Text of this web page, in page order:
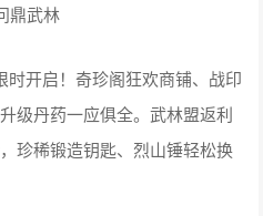
鼎武林
时开启！奇珍阁狂欢商铺、战印
级丹药一应俱全。武林盟返利
珍稀锻造钥匙、烈山锤轻松换